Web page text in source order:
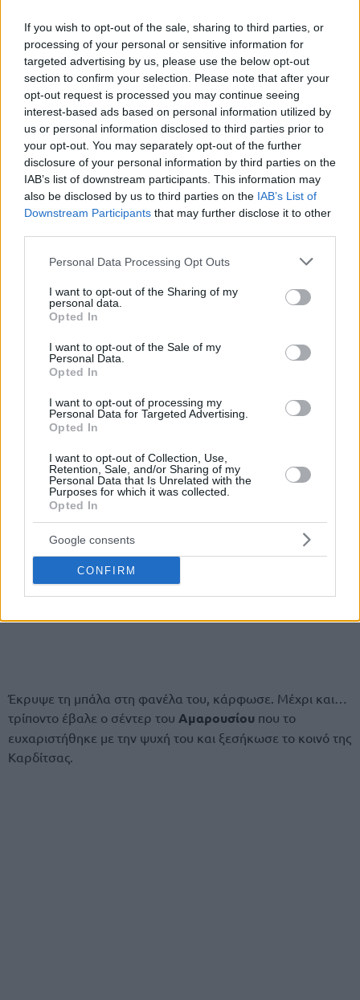
If you wish to opt-out of the sale, sharing to third parties, or
processing of your personal or sensitive information for
targeted advertising by us, please use the below opt-out
section to confirm your selection. Please note that after your
opt-out request is processed you may continue seeing
interest-based ads based on personal information utilized by
us or personal information disclosed to third parties prior to
your opt-out. You may separately opt-out of the further
disclosure of your personal information by third parties on the
IAB’s list of downstream participants. This information may
also be disclosed by us to third parties on the IAB’s List of
Downstream Participants that may further disclose it to other
Please note that this website/app uses one or more Google
not limited to your visit or usage behaviour. You may click to
grant or deny consent to Google and its third-party tags to
use your data for below specified purposes in below Google
consent section.
Personal Data Processing Opt Outs
I want to opt-out of the Sharing of my
personal data.
Opted In
I want to opt-out of the Sale of my
Personal Data.
Opted In
I want to opt-out of processing my
Personal Data for Targeted Advertising.
Opted In
I want to opt-out of Collection, Use,
Retention, Sale, and/or Sharing of my
Personal Data that Is Unrelated with the
Purposes for which it was collected.
Opted In
Google consents
CONFIRM
Έκρυψε τη μπάλα στη φανέλα του, κάρφωσε. Μέχρι και…
τρίποντο έβαλε ο σέντερ του Αμαρουσίου που το
ευχαριστήθηκε με την ψυχή του και ξεσήκωσε το κοινό της
Καρδίτσας.